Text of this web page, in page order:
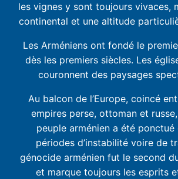
les vignes y sont toujours vivaces,
continental et une altitude
Les Arméniens ont fondé le
dès les premiers siècles. Les
couronnent des paysages
Au balcon de l’Europe, coincé
empires perse, ottoman et
peuple arménien a été ponctué
périodes d’instabilité voire de
génocide arménien fut le second
et marque toujours les esprits